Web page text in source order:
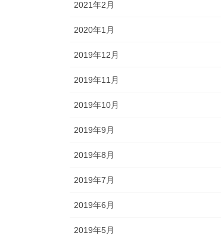
2021年2月
2020年1月
2019年12月
2019年11月
2019年10月
2019年9月
2019年8月
2019年7月
2019年6月
2019年5月